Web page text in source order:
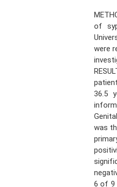
of
were
36.5
was
6 of 9